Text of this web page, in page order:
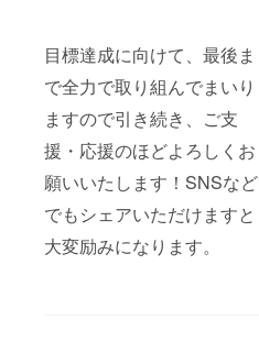
目標達成に向けて、最後ま
で全力で取り組んでまいり
ますので引き続き、ご支
援・応援のほどよろしくお
願いいたします！SNSなど
でもシェアいただけますと
大変励みになります。